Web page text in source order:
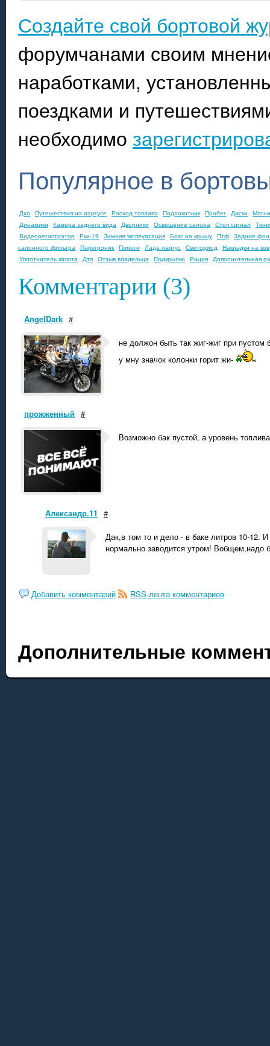
Создайте свой бортовой
форумчанами своим
наработками,
поездками и
необходимо
Популярное в
Дхо Путешествия на ларгусе Расход топлива Подлокотник Пробег Диски
Динамики
Камера заднего вида Дворники Освещение салона Стоп сигнал
Видеорегистратор Рки-19 Зимняя эксплуатация Бокс на крышу Птф Задние
салонного фильтра Парктроник Пороги Лада ларгус Светодиод Накладки на
Уплотнитель капота Дтп Отзыв владельца Подкрылки Рация Дополнительная
Комментарии (3)
AngelDark #
не должон быть так жиг-жиг при пустом
у мну значок колонки горит жи-
прожженный #
Возможно бак пустой, а уровень
Александр.11 #
Дак,в том то и дело - в баке литров 10-12.
нормально заводится утром! Вобщем,надо
Добавить комментарий RSS-лента комментариев
Дополнительные